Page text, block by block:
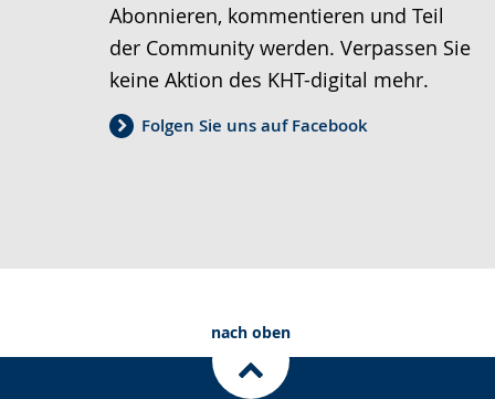
Abonnieren, kommentieren und Teil
der Community werden. Verpassen Sie
keine Aktion des KHT-digital mehr.
Folgen Sie uns auf Facebook
nach oben